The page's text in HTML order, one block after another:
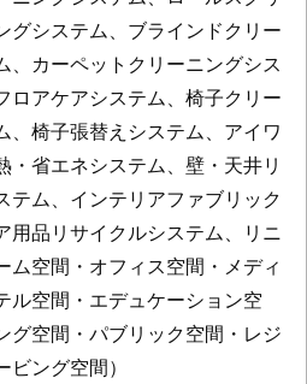
グシステム、ブラインドクリー
、カーペットクリーニングシス
ロアケアシステム、椅子クリー
、椅子張替えシステム、アイワ
・省エネシステム、壁・天井リ
テム、インテリアファブリック
用品リサイクルシステム、リニ
ム空間・オフィス空間・メディ
ル空間・エデュケーション空
グ空間・パブリック空間・レジ
ビング空間）